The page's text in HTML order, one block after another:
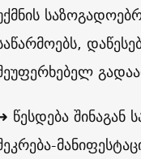
წესდება შინაგან